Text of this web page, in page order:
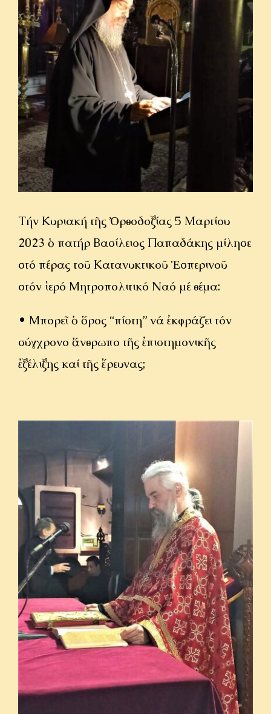
ΟΜΙΛΙΕΣ
ΙΕΡΑΠΟΣΤΟΛΗ
ΕΠΙΚΟΙΝΩΝΙΑ
Τήν Κυριακή τῆς Ὀρθοδοξίας 5 Μαρτίου
2023 ὁ πατήρ Βασίλειος Παπαδάκης μίλησε
στό πέρας τοῦ Κατανυκτικοῦ Ἑσπερινοῦ
στόν ἱερό Μητροπολιτικό Ναό μέ θέμα:
• Μπορεῖ ὁ ὅρος “πίστη” νά ἐκφράζει τόν
σύγχρονο ἄνθρωπο τῆς ἐπιστημονικῆς
ἐξέλιξης καί τῆς ἔρευνας;